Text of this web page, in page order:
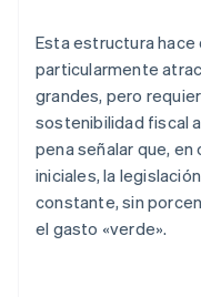
Esta estructura
particularmente
grandes, pero
sostenibilidad fiscal
pena señalar que,
iniciales, la
constante, sin
el gasto «verde».